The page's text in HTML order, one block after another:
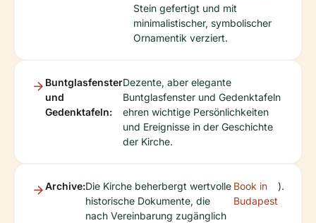
Stein gefertigt und mit
minimalistischer, symbolischer
Ornamentik verziert.
Buntglasfenster
und
Gedenktafeln:
Dezente, aber elegante
Buntglasfenster und Gedenktafeln
ehren wichtige Persönlichkeiten
und Ereignisse in der Geschichte
der Kirche.
Archive:Die Kirche beherbergt wertvolle
historische Dokumente, die
nach Vereinbarung zugänglich
Book in
Budapest
).